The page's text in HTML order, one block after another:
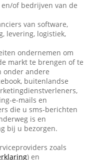
of bedrijven van de
van software,
levering, logistiek,
ondernemen om
markt te brengen of te
onder andere
buitenlandse
e-mails en
die u sms-berichten
is en
bij u bezorgen.
zoals
) en